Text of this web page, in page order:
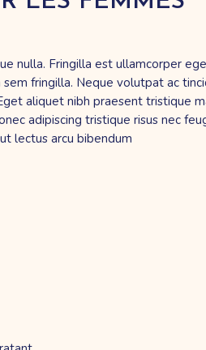
nulla. Fringilla est ullamcorper
fringilla. Neque volutpat ac
aliquet nibh praesent tristique
adipiscing tristique risus nec
lectus arcu bibendum